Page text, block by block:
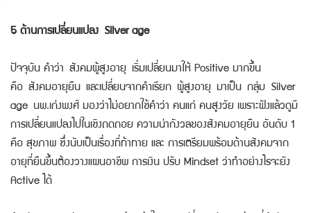
5 ด้านการเปลี่ยนแปลง Silver age
ปัจจุบัน คำว่า สังคมผู้สูงอายุ เริ่มเปลี่ยนมาให้ Positive มากขึ้น
คือ สังคมอายุยืน และเปลี่ยนจากคำเรียก ผู้สูงอายุ มาเป็น กลุ่ม Silver
age นพ.เก่งพงศ์ มองว่าไม่อยากใช้คำว่า คนแก่ คนสูงวัย เพราะฟังแล้วดูมี
การเปลี่ยนแปลงไปในเชิงถดถอย ความน่ากังวลของสังคมอายุยืน อันดับ 1
คือ สุขภาพ ซึ่งนับเป็นเรื่องที่ท้าทาย และ การเตรียมพร้อมด้านสังคมจาก
อายุที่ยืนขึ้นต้องวางแผนอาชีพ การเงิน ปรับ Mindset ว่าทำอย่างไรจะยัง
Active ได้